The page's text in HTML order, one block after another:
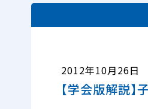
2012年10月26日
【学会版解説】